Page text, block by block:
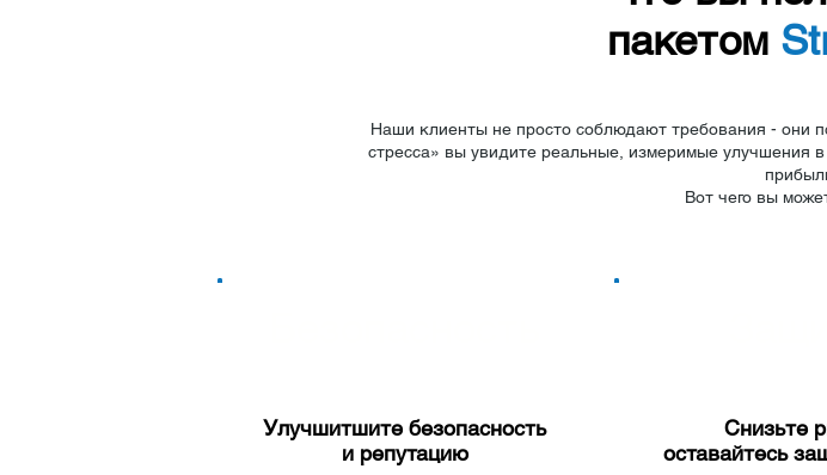
пакетом
Наши клиенты не просто соблюдают требования - они
стресса» вы увидите реальные, измеримые улучшения
Вот чего вы
​Улучшитшите безопасность
и репутацию
Снизьте
оставайтесь